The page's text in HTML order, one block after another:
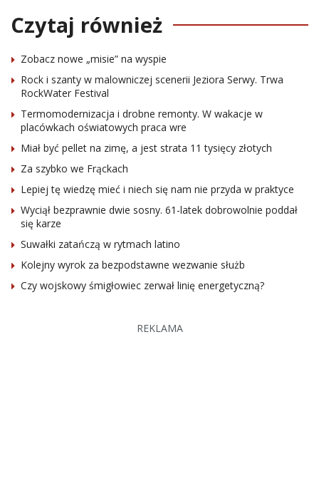
Czytaj również
Zobacz nowe „misie” na wyspie
Rock i szanty w malowniczej scenerii Jeziora Serwy. Trwa
RockWater Festival
Termomodernizacja i drobne remonty. W wakacje w
placówkach oświatowych praca wre
Miał być pellet na zimę, a jest strata 11 tysięcy złotych
Za szybko we Frąckach
Lepiej tę wiedzę mieć i niech się nam nie przyda w praktyce
Wyciął bezprawnie dwie sosny. 61-latek dobrowolnie poddał
się karze
Suwałki zatańczą w rytmach latino
Kolejny wyrok za bezpodstawne wezwanie służb
Czy wojskowy śmigłowiec zerwał linię energetyczną?
REKLAMA